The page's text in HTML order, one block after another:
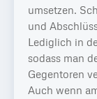
umsetzen.
und
Lediglich in
sodass man
Gegentoren
Auch wenn